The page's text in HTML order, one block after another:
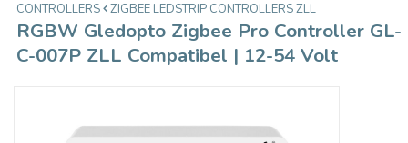
CONTROLLERS
ZIGBEE LEDSTRIP CONTROLLERS ZLL
RGBW Gledopto Zigbee Pro Controller GL-
C-007P ZLL Compatibel | 12-54 Volt